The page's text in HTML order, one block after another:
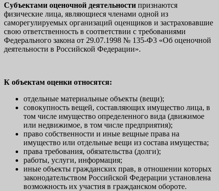
Субъектами оценочной деятельности признаются
физические лица, являющиеся членами одной из
саморегулируемых организаций оценщиков и застраховавшие
свою ответственность в соответствии с требованиями
Федерального закона от 29.07.1998 № 135-Ф3 «Об оценочной
деятельности в Российской Федерации».
К объектам оценки относятся:
отдельные материальные объекты (вещи);
совокупность вещей, составляющих имущество лица, в
том числе имущество определенного вида (движимое
или недвижимое, в том числе предприятия);
право собственности и иные вещные права на
имущество или отдельные вещи из состава имущества;
права требования, обязательства (долги);
работы, услуги, информация;
иные объекты гражданских прав, в отношении которых
законодательством Российской Федерации установлена
возможность их участия в гражданском обороте.